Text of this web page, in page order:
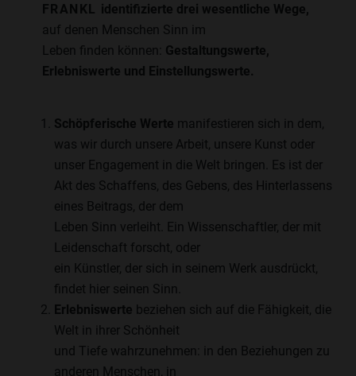
FRANKL identifizierte drei wesentliche Wege,
auf denen Menschen Sinn im
Leben finden können: Gestaltungswerte,
Erlebniswerte und Einstellungswerte.
Schöpferische Werte manifestieren sich in dem,
was wir durch unsere Arbeit, unsere Kunst oder
unser Engagement in die Welt bringen. Es ist der
Akt des Schaffens, des Gebens, des Hinterlassens
eines Beitrags, der dem
Leben Sinn verleiht. Ein Wissenschaftler, der mit
Leidenschaft forscht, oder
ein Künstler, der sich in seinem Werk ausdrückt,
findet hier seinen Sinn.
Erlebniswerte beziehen sich auf die Fähigkeit, die
Welt in ihrer Schönheit
und Tiefe wahrzunehmen: in den Beziehungen zu
anderen Menschen, in